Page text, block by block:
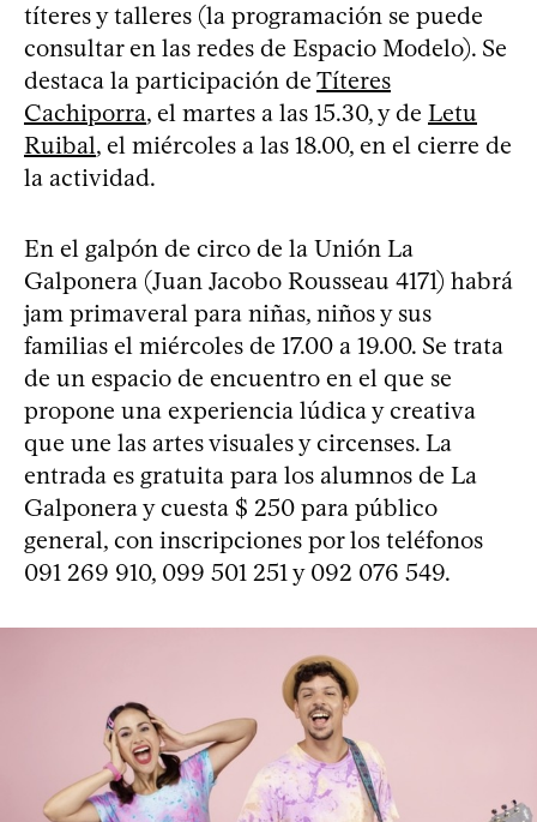
títeres y talleres (la programación se puede
consultar en las redes de Espacio Modelo). Se
destaca la participación de Títeres
Cachiporra, el martes a las 15.30, y de Letu
Ruibal, el miércoles a las 18.00, en el cierre de
la actividad.
En el galpón de circo de la Unión La
Galponera (Juan Jacobo Rousseau 4171) habrá
jam primaveral para niñas, niños y sus
familias el miércoles de 17.00 a 19.00. Se trata
de un espacio de encuentro en el que se
propone una experiencia lúdica y creativa
que une las artes visuales y circenses. La
entrada es gratuita para los alumnos de La
Galponera y cuesta $ 250 para público
general, con inscripciones por los teléfonos
091 269 910, 099 501 251 y 092 076 549.